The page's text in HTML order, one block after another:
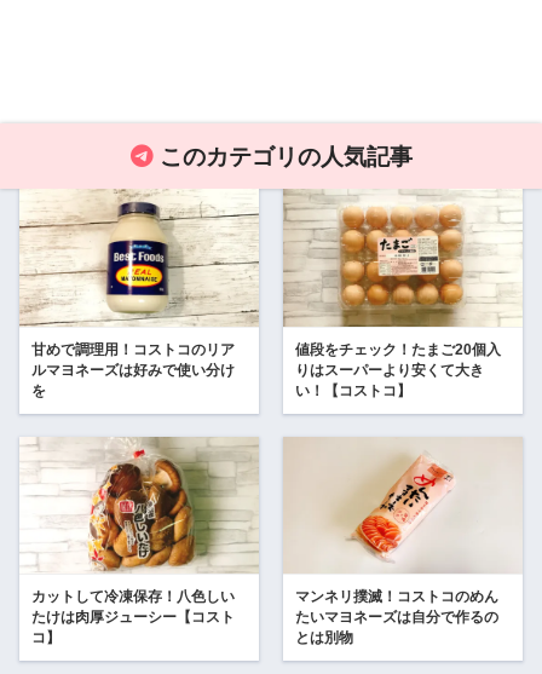
このカテゴリの人気記事
甘めで調理用！コストコのリア
ルマヨネーズは好みで使い分け
を
値段をチェック！たまご20個入
りはスーパーより安くて大き
い！【コストコ】
カットして冷凍保存！八色しい
たけは肉厚ジューシー【コスト
コ】
マンネリ撲滅！コストコのめん
たいマヨネーズは自分で作るの
とは別物